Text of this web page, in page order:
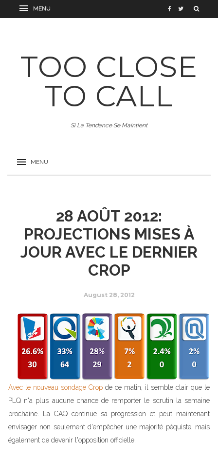
TOO CLOSE
TO CALL
Si La Tendance Se Maintient
28 AOÛT 2012:
PROJECTIONS MISES À
JOUR AVEC LE DERNIER
CROP
August 28, 2012
Avec le nouveau sondage Crop de ce matin, il semble clair que le
PLQ n'a plus aucune chance de remporter le scrutin la semaine
prochaine. La CAQ continue sa progression et peut maintenant
envisager non seulement d'empêcher une majorité péquiste, mais
également de devenir l'opposition officielle.